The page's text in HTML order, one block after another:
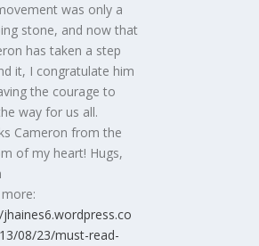
was only a
stone, and now that
has taken a step
it, I congratulate him
the courage to
way for us all.
Cameron from the
of my heart! Hugs,
more:
08/23/must-read-